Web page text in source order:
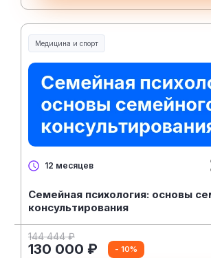
Медицина и спорт
Медицина, спорт и здоровье
12 месяцев
Семейная психология: основы
консультирования
144 444 ₽
130 000 ₽ - 10%